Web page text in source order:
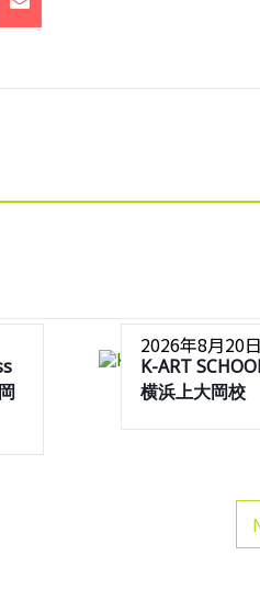
2026年8月20日
K-ART
横浜上大岡校